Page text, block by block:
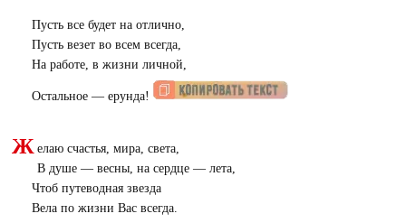
Пусть все будет на отлично,
Пусть везет во всем всегда,
На работе, в жизни личной,
Остальное — ерунда!
Ж елаю счастья, мира, света,
В душе — весны, на сердце — лета,
Чтоб путеводная звезда
Вела по жизни Вас всегда.